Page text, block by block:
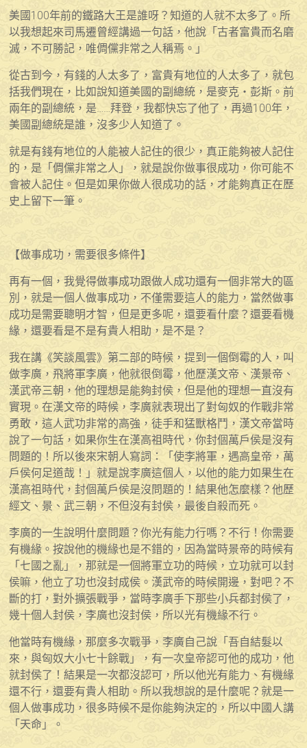
美國100年前的鐵路大王是誰呀？知道的人就不太多了。所
以我想起來司馬遷曾經講過一句話，他說「古者富貴而名磨
滅，不可勝記，唯倜儻非常之人稱焉。」
從古到今，有錢的人太多了，富貴有地位的人太多了，就包
括我們現在，比如說知道美國的副總統，是麥克・彭斯。前
兩年的副總統，是……拜登，我都快忘了他了，再過100年，
美國副總統是誰，沒多少人知道了。
就是有錢有地位的人能被人記住的很少，真正能夠被人記住
的，是「倜儻非常之人」，就是說你做事很成功，你可能不
會被人記住。但是如果你做人很成功的話，才能夠真正在歷
史上留下一筆。
【做事成功，需要很多條件】
再有一個，我覺得做事成功跟做人成功還有一個非常大的區
別，就是一個人做事成功，不僅需要這人的能力，當然做事
成功是需要聰明才智，但是更多呢，還要看什麼？還要看機
緣，還要看是不是有貴人相助，是不是？
我在講《笑談風雲》第二部的時候，提到一個倒霉的人，叫
做李廣，飛將軍李廣，他就很倒霉，他歷漢文帝、漢景帝、
漢武帝三朝，他的理想是能夠封侯，但是他的理想一直沒有
實現。在漢文帝的時候，李廣就表現出了對匈奴的作戰非常
勇敢，這人武功非常的高強，徒手和猛獸格鬥，漢文帝當時
說了一句話，如果你生在漢高祖時代，你封個萬戶侯是沒有
問題的！所以後來宋朝人寫詞：「使李將軍，遇高皇帝，萬
戶侯何足道哉！」就是說李廣這個人，以他的能力如果生在
漢高祖時代，封個萬戶侯是沒問題的！結果他怎麼樣？他歷
經文、景、武三朝，不但沒有封侯，最後自殺而死。
李廣的一生說明什麼問題？你光有能力行嗎？不行！你需要
有機緣。按說他的機緣也是不錯的，因為當時景帝的時候有
「七國之亂」，那就是一個將軍立功的時候，立功就可以封
侯嘛，他立了功也沒封成侯。漢武帝的時候開邊，對吧？不
斷的打，對外擴張戰爭，當時李廣手下那些小兵都封侯了，
幾十個人封侯，李廣也沒封侯，所以光有機緣不行。
他當時有機緣，那麼多次戰爭，李廣自己說「吾自結髮以
來，與匈奴大小七十餘戰」，有一次皇帝認可他的成功，他
就封侯了！結果是一次都沒認可，所以他光有能力、有機緣
還不行，還要有貴人相助。所以我想說的是什麼呢？就是一
個人做事成功，很多時候不是你能夠決定的，所以中國人講
「天命」。